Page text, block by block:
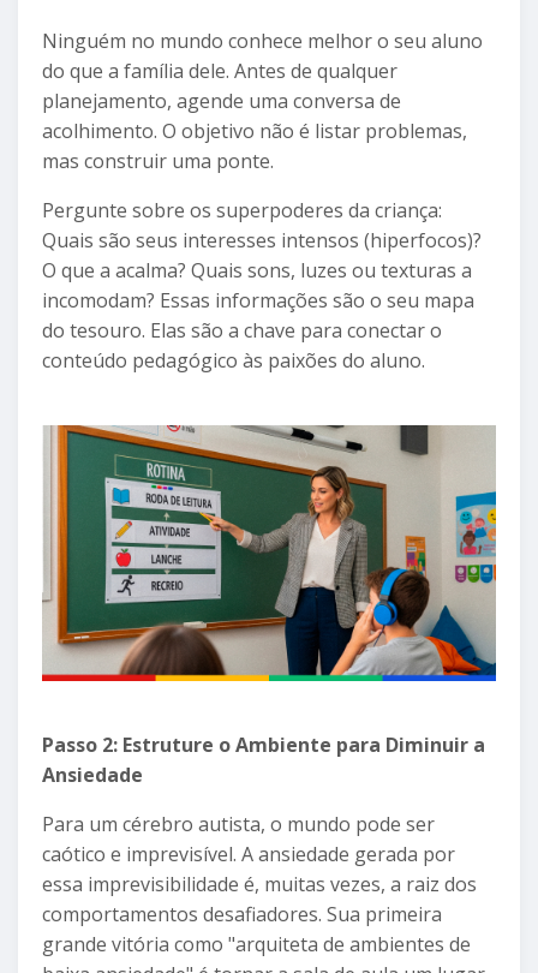
Ninguém no mundo conhece melhor o seu aluno
do que a família dele. Antes de qualquer
planejamento, agende uma conversa de
acolhimento. O objetivo não é listar problemas,
mas construir uma ponte.
Pergunte sobre os superpoderes da criança:
Quais são seus interesses intensos (hiperfocos)?
O que a acalma? Quais sons, luzes ou texturas a
incomodam? Essas informações são o seu mapa
do tesouro. Elas são a chave para conectar o
conteúdo pedagógico às paixões do aluno.
Passo 2: Estruture o Ambiente para Diminuir a
Ansiedade
Para um cérebro autista, o mundo pode ser
caótico e imprevisível. A ansiedade gerada por
essa imprevisibilidade é, muitas vezes, a raiz dos
comportamentos desafiadores. Sua primeira
grande vitória como "arquiteta de ambientes de